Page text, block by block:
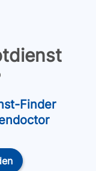
Finder